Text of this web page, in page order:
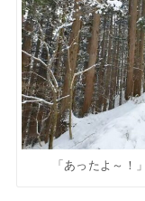
「あったよ～！